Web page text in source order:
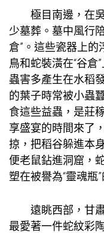
極目南邊，在
少墓葬。墓中風行
倉”。這些瓷器上
鳥和蛇裝潢在“谷倉
蟲害多產生在水稻
的葉子時常被小蟲
食這些益蟲，是莊
享盛宴的時間來了
掠，把稻谷躲進本
便老鼠鉆進洞窟，
塑在被譽為“靈魂瓶
遠眺西部，甘
最愛著一件蛇紋彩